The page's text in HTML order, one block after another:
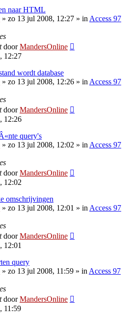
naar HTML
» zo 13 jul 2008, 12:27 » in Access 97
doorMandersOnline
12:27
wordt database
» zo 13 jul 2008, 12:26 » in Access 97
doorMandersOnline
12:26
query's
» zo 13 jul 2008, 12:02 » in Access 97
doorMandersOnline
12:02
omschrijvingen
» zo 13 jul 2008, 12:01 » in Access 97
doorMandersOnline
12:01
query
» zo 13 jul 2008, 11:59 » in Access 97
doorMandersOnline
11:59